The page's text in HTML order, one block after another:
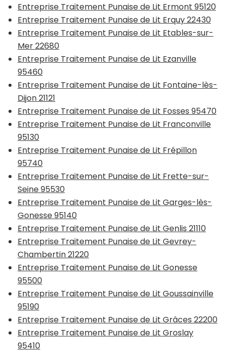
Entreprise Traitement Punaise de Lit Ermont 95120
Entreprise Traitement Punaise de Lit Erquy 22430
Entreprise Traitement Punaise de Lit Etables-sur-
Mer 22680
Entreprise Traitement Punaise de Lit Ezanville
95460
Entreprise Traitement Punaise de Lit Fontaine-lès-
Dijon 21121
Entreprise Traitement Punaise de Lit Fosses 95470
Entreprise Traitement Punaise de Lit Franconville
95130
Entreprise Traitement Punaise de Lit Frépillon
95740
Entreprise Traitement Punaise de Lit Frette-sur-
Seine 95530
Entreprise Traitement Punaise de Lit Garges-lès-
Gonesse 95140
Entreprise Traitement Punaise de Lit Genlis 21110
Entreprise Traitement Punaise de Lit Gevrey-
Chambertin 21220
Entreprise Traitement Punaise de Lit Gonesse
95500
Entreprise Traitement Punaise de Lit Goussainville
95190
Entreprise Traitement Punaise de Lit Grâces 22200
Entreprise Traitement Punaise de Lit Groslay
95410